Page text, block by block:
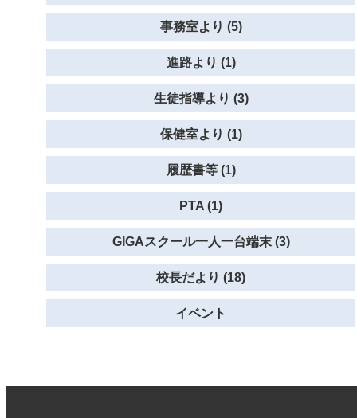
事務室より (5)
進路より (1)
生徒指導より (3)
保健室より (1)
履歴書等 (1)
PTA (1)
GIGAスクール一人一台端末 (3)
校長だより (18)
イベント